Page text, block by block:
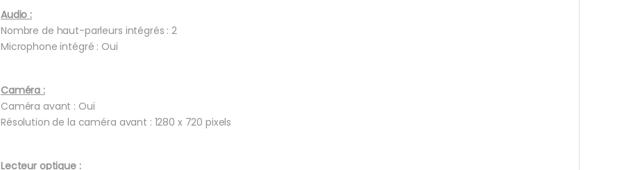
Audio :
Nombre de haut-parleurs intégrés : 2
Microphone intégré : Oui
Caméra :
Caméra avant : Oui
Résolution de la caméra avant : 1280 x 720 pixels
Lecteur optique :